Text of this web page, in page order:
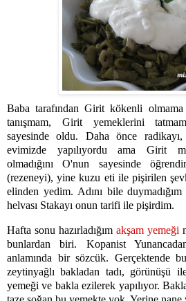
Baba tarafından Girit kökenli
tanışmam, Girit yemeklerini
sayesinde oldu. Daha önce
evimizde yapılıyordu ama Girit
olmadığını O'nun sayesinde
(rezeneyi), yine kuzu eti ile pişirilen
elinden yedim. Adını bile
helvası Stakayı onun tarifi ile pişirdim.
Hafta sonu hazırladığım akşam yemeği
bunlardan biri. Kopanist
anlamında bir sözcük. Gerçektende
zeytinyağlı bakladan tadı, görünüşü
yemeği ve bakla ezilerek yapılıyor.